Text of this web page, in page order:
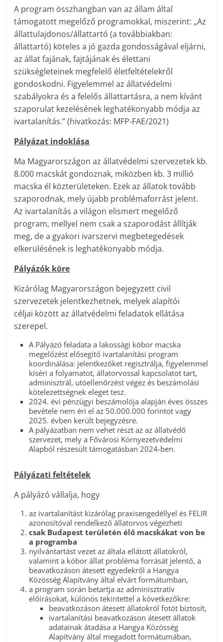
A program összhangban van az állam által
támogatott megelőző programokkal, miszerint: „Az
állattulajdonos/állattartó (a továbbiakban:
állattartó) köteles a jó gazda gondosságával eljárni,
az állat fajának, fajtájának és élettani
szükségleteinek megfelelő életfeltételekről
gondoskodni. Figyelemmel az állatvédelmi
szabályokra és a felelős állattartásra, a nem kívánt
szaporulat kezelésének leghatékonyabb módja az
ivartalanítás.” (hivatkozás: MFP-FAE/2021)
Pályázat indoklása
Ma Magyarországon az állatvédelmi szervezetek kb.
8.000 macskát gondoznak, miközben kb. 3 millió
macska él közterületeken. Ezek az állatok tovább
szaporodnak, mely újabb problémaforrást jelent.
Az ivartalanítás a világon elismert megelőző
program, mellyel nem csak a szaporodást állítják
meg, de a gyakori ivarszervi megbetegedések
elkerülésének is leghatékonyabb módja.
Pályázók köre
Kizárólag Magyarországon bejegyzett civil
szervezetek jelentkezhetnek, melyek alapítói
céljai között az állatvédelmi feladatok ellátása
szerepel.
A Pályázó feladata a lakossági kóbor macska
megelőzést elősegítő ivartalanítási program
koordinálása: jelentkezőket regisztrálja, figyelemmel
kíséri a folyamatot, állatorvossal kapcsolatot tart,
adminisztrál, utóellenőrzést végez és beszámolási
kötelezettségnek eleget tesz.
2024. évi pénzügyi beszámolója alapján éves összes
bevétele nem éri el az 50.000.000 forintot vagy
2025. évben került bejegyzésre.
A pályázatban nem vehet részt az az állatvédő
szervezet, mely a Fővárosi Környezetvédelmi
Alapból részesült támogatásban 2024-ben.
Pályázati feltételek
A pályázó vállalja, hogy
az ivartalanítást kizárólag praxisengedéllyel és FELIR
azonosítóval rendelkező állatorvos végezheti
csak Budapest területén élő macskákat von be
a programba
nyilvántartást vezet az általa ellátott állatokról,
valamint a kóbor állat probléma forrását jelentő, a
beavatkozáson átesett egyedekről a Hangya
Közösség Alapítvány által elvárt formátumban,
a program során betartja az adminisztratív
előírásokat, különös tekintettel a következőkre:
beavatkozáson átesett állatokról fotót biztosít,
ivartalanítási beavatkozáson átesett állatok
adatainak átadása a Hangya Közösség
Alapítvány által megadott formátumában,